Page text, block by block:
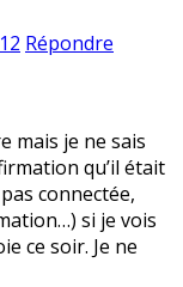
Répondre
mais je ne sais
qu’il était
connectée,
si je vois
ce soir. Je ne